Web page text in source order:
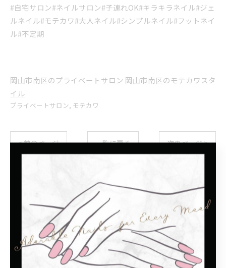
#自宅サロン#ネイルサロン#子連れOK#キラキラネイル#ジェ
ルネイル#モテカワ#大人ネイル#シンプルネイル#フットネイ
ル#不定期
岡山市南区のプライベートサロン 岡山市南区のモテカワスタ
イル
プライベートサロン モテカワ
< 前のページ 一覧に戻る 次のページ >
関連タグ
#フットネイル
カテゴリー Categories